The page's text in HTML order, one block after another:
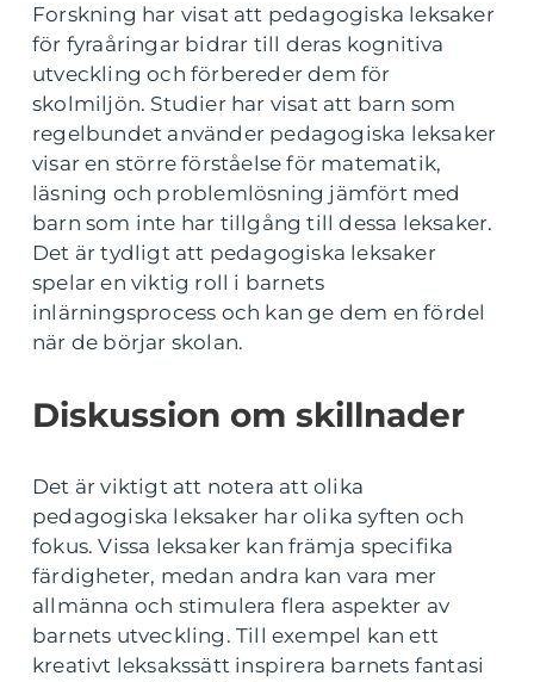
Forskning har visat att pedagogiska leksaker
för fyraåringar bidrar till deras kognitiva
utveckling och förbereder dem för
skolmiljön. Studier har visat att barn som
regelbundet använder pedagogiska leksaker
visar en större förståelse för matematik,
läsning och problemlösning jämfört med
barn som inte har tillgång till dessa leksaker.
Det är tydligt att pedagogiska leksaker
spelar en viktig roll i barnets
inlärningsprocess och kan ge dem en fördel
när de börjar skolan.
Diskussion om skillnader
Det är viktigt att notera att olika
pedagogiska leksaker har olika syften och
fokus. Vissa leksaker kan främja specifika
färdigheter, medan andra kan vara mer
allmänna och stimulera flera aspekter av
barnets utveckling. Till exempel kan ett
kreativt leksakssätt inspirera barnets fantasi